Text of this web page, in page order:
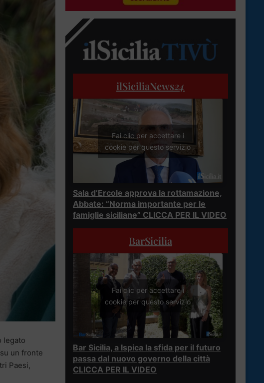
legato
un fronte
Paesi,
ilSiciliaNews24
Fai clic per accettare i
cookie per questo servizio
Sala d’Ercole approva la rottamazione,
Abbate: “Norma importante per le
famiglie siciliane” CLICCA PER IL VIDEO
BarSicilia
Fai clic per accettare i
cookie per questo servizio
Bar Sicilia, a Ispica la sfida per il futuro
passa dal nuovo governo della città
CLICCA PER IL VIDEO